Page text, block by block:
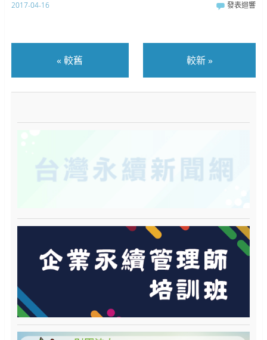
2017-04-16 發表迴響
« 較舊 較新»